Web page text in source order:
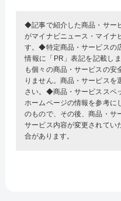
◆記事で紹介した商品・サー
がマイナビニュース・マイナ
す。◆特定商品・サービスの
情報に「PR」表記を記載し
も個々の商品・サービスの安
りません。商品・サービスを
さい。◆商品・サービススペ
ホームページの情報を参考
のもので、その後、商品・サ
サービス内容が変更されてい
合があります。